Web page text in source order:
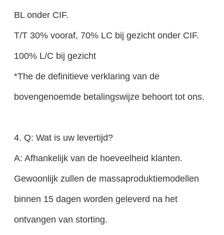
BL onder CIF.
T/T 30% vooraf, 70% LC bij gezicht onder CIF.
100% L/C bij gezicht
*The de definitieve verklaring van de
bovengenoemde betalingswijze behoort tot ons.
4. Q: Wat is uw levertijd?
A: Afhankelijk van de hoeveelheid klanten.
Gewoonlijk zullen de massaproduktiemodellen
binnen 15 dagen worden geleverd na het
ontvangen van storting.